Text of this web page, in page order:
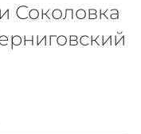
Соколовка